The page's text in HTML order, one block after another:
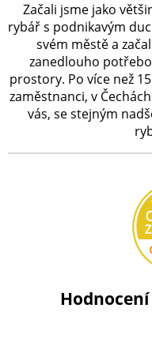
Začali jsme jako
rybář s podnikavým
svém městě a
zanedlouho
prostory. Po více než
zaměstnanci, v
vás, se stejným